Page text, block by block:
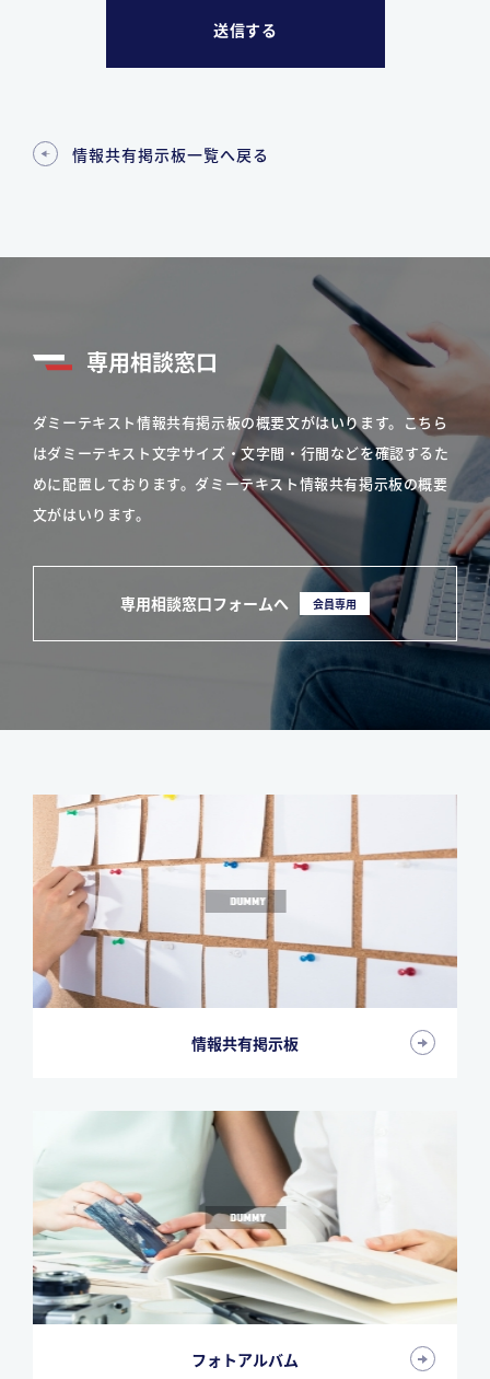
情報共有掲示板一覧へ戻る
専用相談窓口
ダミーテキスト情報共有掲示板の概要文がはいります。こちら
はダミーテキスト文字サイズ・文字間・行間などを確認するた
めに配置しております。ダミーテキスト情報共有掲示板の概要
文がはいります。
専用相談窓口フォームへ 会員専用
情報共有掲示板
フォトアルバム